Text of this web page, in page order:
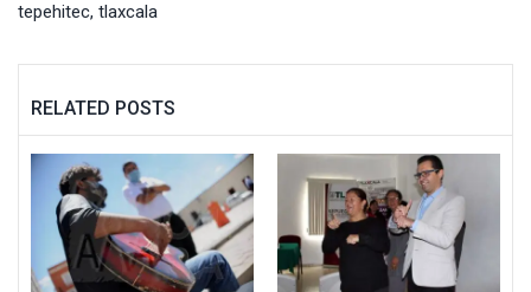
tepehitec, tlaxcala
RELATED POSTS